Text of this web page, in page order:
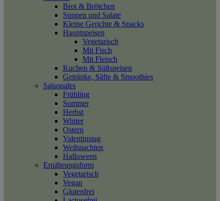
Brot & Brötchen
Suppen und Salate
Kleine Gerichte & Snacks
Hauptspeisen
Vegetarisch
Mit Fisch
Mit Fleisch
Kuchen & Süßspeisen
Getränke, Säfte & Smoothies
Saisonales
Frühling
Sommer
Herbst
Winter
Ostern
Valentinstag
Weihnachten
Halloween
Ernährungsform
Vegetarisch
Vegan
Glutenfrei